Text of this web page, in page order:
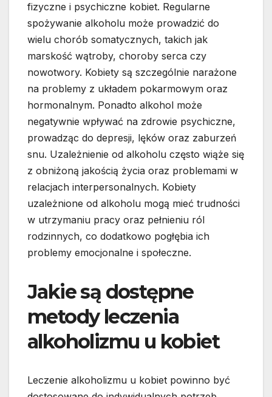
fizyczne i psychiczne kobiet. Regularne
spożywanie alkoholu może prowadzić do
wielu chorób somatycznych, takich jak
marskość wątroby, choroby serca czy
nowotwory. Kobiety są szczególnie narażone
na problemy z układem pokarmowym oraz
hormonalnym. Ponadto alkohol może
negatywnie wpływać na zdrowie psychiczne,
prowadząc do depresji, lęków oraz zaburzeń
snu. Uzależnienie od alkoholu często wiąże się
z obniżoną jakością życia oraz problemami w
relacjach interpersonalnych. Kobiety
uzależnione od alkoholu mogą mieć trudności
w utrzymaniu pracy oraz pełnieniu ról
rodzinnych, co dodatkowo pogłębia ich
problemy emocjonalne i społeczne.
Jakie są dostępne
metody leczenia
alkoholizmu u kobiet
Leczenie alkoholizmu u kobiet powinno być